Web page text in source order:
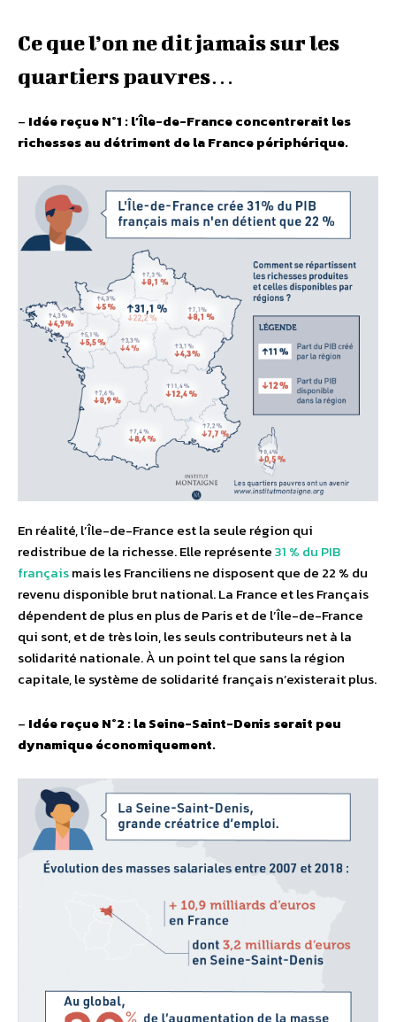
Ce que l’on ne dit jamais sur les
quartiers pauvres…
– Idée reçue N°1 : l’Île-de-France concentrerait les
richesses au détriment de la France périphérique.
En réalité, l’Île-de-France est la seule région qui
redistribue de la richesse. Elle représente31 % du PIB
françaismais les Franciliens ne disposent que de 22 % du
revenu disponible brut national. La France et les Français
dépendent de plus en plus de Paris et de l’Île-de-France
qui sont, et de très loin, les seuls contributeurs net à la
solidarité nationale. À un point tel que sans la région
capitale, le système de solidarité français n’existerait plus.
– Idée reçue N°2 : la Seine-Saint-Denis serait peu
dynamique économiquement.